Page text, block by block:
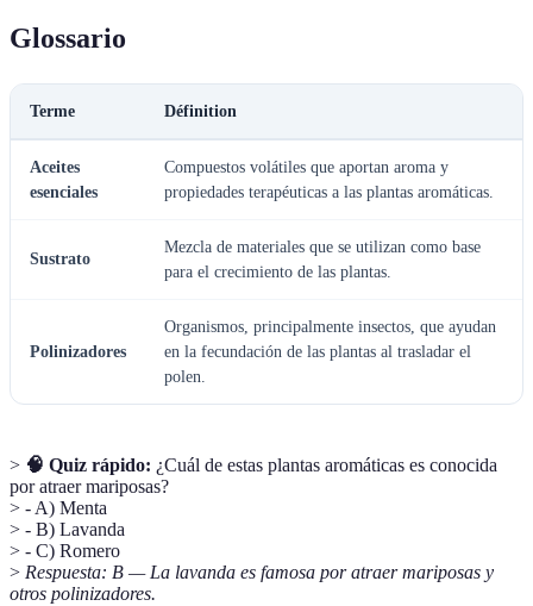
Glossario
Terme Définition
Aceites
esenciales
Compuestos volátiles que aportan aroma y
propiedades terapéuticas a las plantas aromáticas.
Sustrato
Mezcla de materiales que se utilizan como base
para el crecimiento de las plantas.
Polinizadores
Organismos, principalmente insectos, que ayudan
en la fecundación de las plantas al trasladar el
polen.
> 🧠 Quiz rápido: ¿Cuál de estas plantas aromáticas es conocida
por atraer mariposas?
> - A) Menta
> - B) Lavanda
> - C) Romero
> Respuesta: B — La lavanda es famosa por atraer mariposas y
otros polinizadores.